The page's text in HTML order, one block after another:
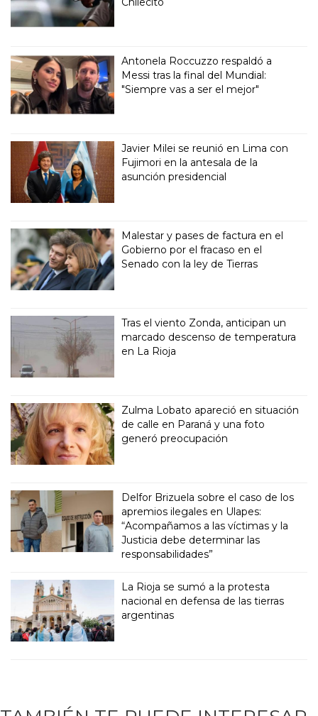
Antonela Roccuzzo respaldó a
Messi tras la final del Mundial:
"Siempre vas a ser el mejor"
Javier Milei se reunió en Lima con
Fujimori en la antesala de la
asunción presidencial
Malestar y pases de factura en el
Gobierno por el fracaso en el
Senado con la ley de Tierras
Tras el viento Zonda, anticipan un
marcado descenso de temperatura
en La Rioja
Zulma Lobato apareció en situación
de calle en Paraná y una foto
generó preocupación
Delfor Brizuela sobre el caso de los
apremios ilegales en Ulapes:
“Acompañamos a las víctimas y la
Justicia debe determinar las
responsabilidades”
La Rioja se sumó a la protesta
nacional en defensa de las tierras
argentinas